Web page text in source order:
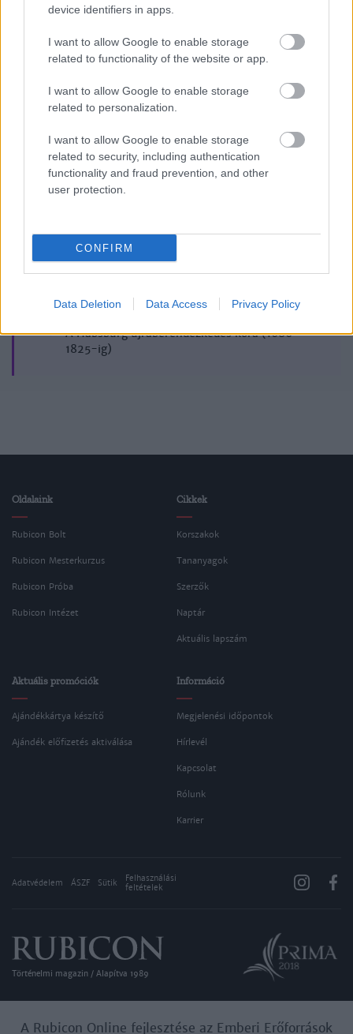
device identifiers in apps.
I want to allow Google to enable storage
related to functionality of the website or app.
I want to allow Google to enable storage
related to personalization.
I want to allow Google to enable storage
related to security, including authentication
functionality and fraud prevention, and other
user protection.
CONFIRM
Data Deletion Data Access Privacy Policy
1994/4-5.
Korszak
Magyar történelem
A Habsburg újraberendezkedés kora (1686-
1825-ig)
Oldalaink
Rubicon Bolt
Rubicon Mesterkurzus
Rubicon Próba
Rubicon Intézet
Cikkek
Korszakok
Tananyagok
Szerzők
Naptár
Aktuális lapszám
Aktuális promóciók
Ajándékkártya készítő
Ajándék előfizetés aktiválása
Információ
Megjelenési időpontok
Hírlevél
Kapcsolat
Rólunk
Karrier
Adatvédelem ÁSZF Sütik
Felhasználási
feltételek
Történelmi magazin / Alapítva 1989
A Rubicon Online fejlesztése az Emberi Erőforrások